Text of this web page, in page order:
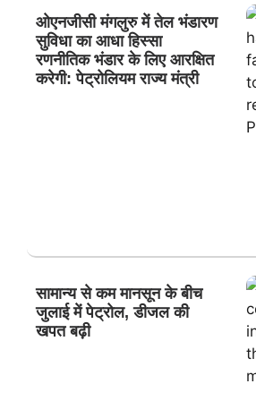
ओएनजीसी मंगलुरु में तेल भंडारण
सुविधा का आधा हिस्सा
रणनीतिक भंडार के लिए आरक्षित
करेगी: पेट्रोलियम राज्य मंत्री
सामान्य से कम मानसून के बीच
जुलाई में पेट्रोल, डीजल की
खपत बढ़ी